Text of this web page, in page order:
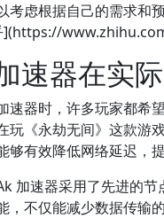
考虑根据自己的需求和
](https://
速器在实
速器时，许多玩家都希
玩《永劫无间》这款游
够有效降低网络延迟，
加速器采用了先进的
，不仅能减少数据传输